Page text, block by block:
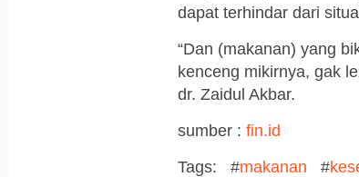
dapat terhindar dari
“Dan (makanan) yang
kenceng mikirnya, gak
dr. Zaidul Akbar.
sumber : fin.id
Tags: #makanan #